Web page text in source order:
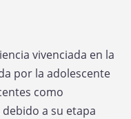
vivenciada en la
por la adolescente
como
a su etapa